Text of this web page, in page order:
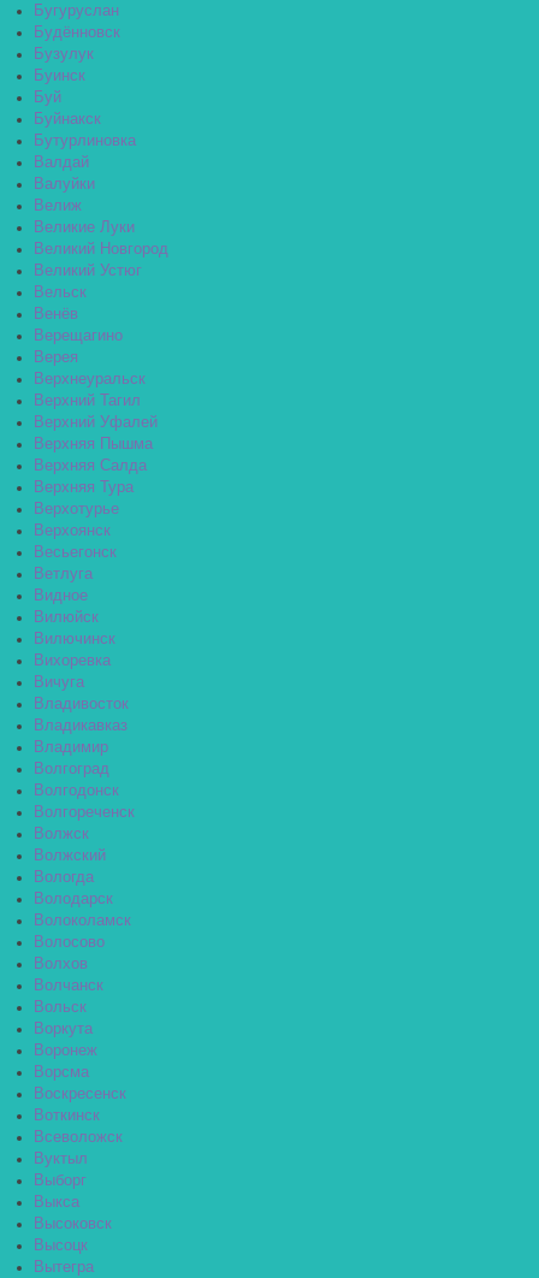
Бугуруслан
Будённовск
Бузулук
Буинск
Буй
Буйнакск
Бутурлиновка
Валдай
Валуйки
Велиж
Великие Луки
Великий Новгород
Великий Устюг
Вельск
Венёв
Верещагино
Верея
Верхнеуральск
Верхний Тагил
Верхний Уфалей
Верхняя Пышма
Верхняя Салда
Верхняя Тура
Верхотурье
Верхоянск
Весьегонск
Ветлуга
Видное
Вилюйск
Вилючинск
Вихоревка
Вичуга
Владивосток
Владикавказ
Владимир
Волгоград
Волгодонск
Волгореченск
Волжск
Волжский
Вологда
Володарск
Волоколамск
Волосово
Волхов
Волчанск
Вольск
Воркута
Воронеж
Ворсма
Воскресенск
Воткинск
Всеволожск
Вуктыл
Выборг
Выкса
Высоковск
Высоцк
Вытегра